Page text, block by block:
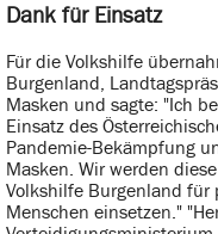
Dank für Einsatz
Für die Volkshilfe
Burgenland,
Masken und sagte: "Ich
Einsatz des
Pandemie-Bekämpfung
Masken. Wir werden
Volkshilfe Burgenland
Menschen einsetzen."